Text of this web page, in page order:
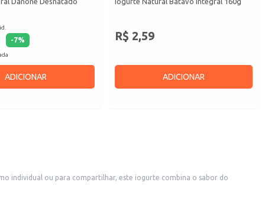
-7%
ADICIONAR
R$ 2,59
ADICIONAR
individual ou para compartilhar, este iogurte combina o sabor do